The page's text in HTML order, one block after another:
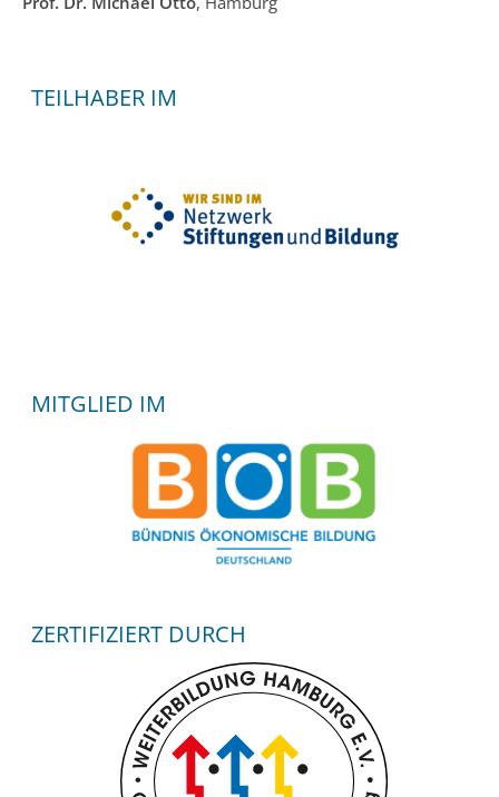
TEILHABER IM
MITGLIED IM
ZERTIFIZIERT DURCH